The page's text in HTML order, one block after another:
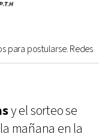
para postularse. Redes
y el sorteo se
mañana en la